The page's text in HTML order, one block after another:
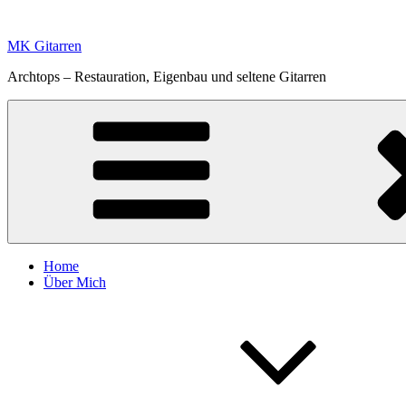
springen
MK Gitarren
Archtops – Restauration, Eigenbau und seltene Gitarren
Home
Über Mich